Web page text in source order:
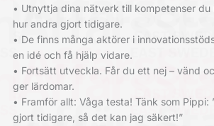
• Utnyttja dina nätverk till kompetenser du
hur andra gjort tidigare.
• De finns många aktörer i
en idé och få hjälp vidare.
• Fortsätt utveckla. Får du ett nej – vänd
ger lärdomar.
• Framför allt: Våga testa! Tänk som Pippi:
gjort tidigare, så det kan jag säkert!”